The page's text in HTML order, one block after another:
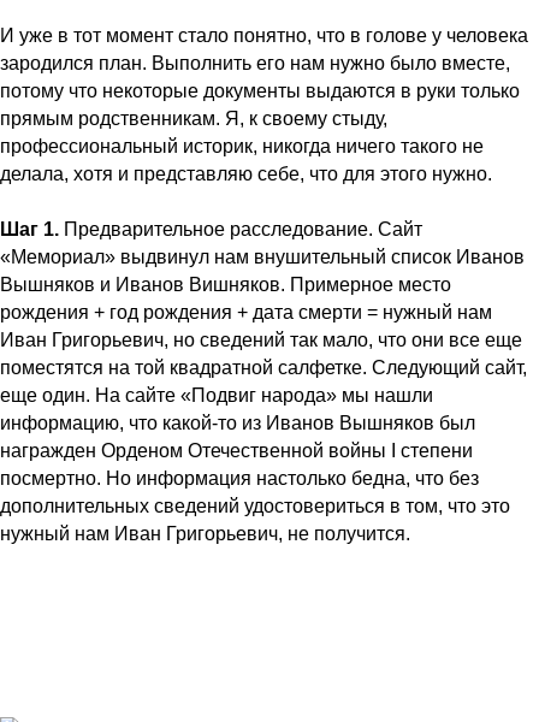
И уже в тот момент стало понятно, что в голове у человека
зародился план. Выполнить его нам нужно было вместе,
потому что некоторые документы выдаются в руки только
прямым родственникам. Я, к своему стыду,
профессиональный историк, никогда ничего такого не
делала, хотя и представляю себе, что для этого нужно.
Шаг 1. Предварительное расследование. Сайт
«Мемориал» выдвинул нам внушительный список Иванов
Вышняков и Иванов Вишняков. Примерное место
рождения + год рождения + дата смерти = нужный нам
Иван Григорьевич, но сведений так мало, что они все еще
поместятся на той квадратной салфетке. Следующий сайт,
еще один. На сайте «Подвиг народа» мы нашли
информацию, что какой-то из Иванов Вышняков был
награжден Орденом Отечественной войны I степени
посмертно. Но информация настолько бедна, что без
дополнительных сведений удостовериться в том, что это
нужный нам Иван Григорьевич, не получится.